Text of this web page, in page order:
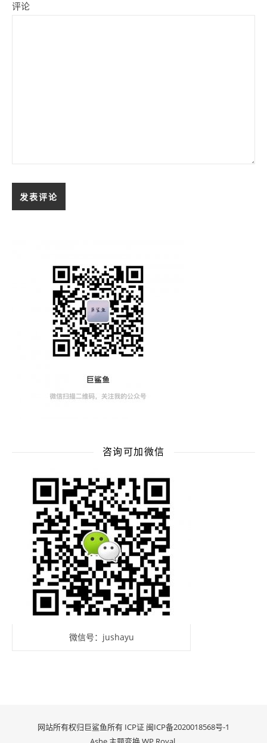
评论
咨询可加微信
微信号：jushayu
网站所有权归巨鲨鱼所有 ICP证 闽ICP备2020018568号-1